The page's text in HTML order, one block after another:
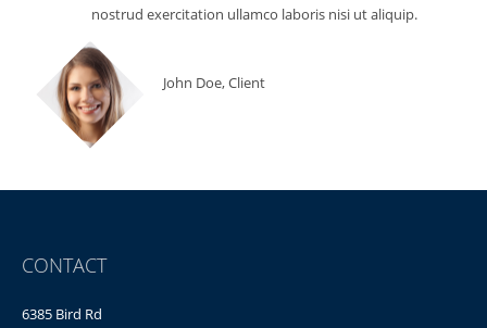
nostrud exercitation ullamco laboris nisi ut aliquip.
John Doe, Client
CONTACT
6385 Bird Rd